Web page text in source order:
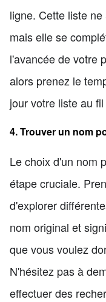
ligne. Cette liste
mais elle se
l'avancée de votre
alors prenez le
jour votre liste au
4. Trouver un nom
Le choix d'un nom
étape cruciale.
d'explorer
nom original et
que vous voulez
N'hésitez pas à
effectuer des